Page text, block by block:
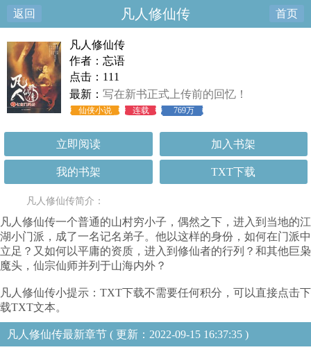
返回 凡人修仙传 首页
凡人修仙传
作者：忘语
点击：111
最新： 写在新书正式上传前的回忆！
仙侠小说 连载 769万
立即阅读 加入书架
我的书架 TXT下载
凡人修仙传简介：
凡人修仙传一个普通的山村穷小子，偶然之下，进入到当地的江
湖小门派，成了一名记名弟子。他以这样的身份，如何在门派中
立足？又如何以平庸的资质，进入到修仙者的行列？和其他巨枭
魔头，仙宗仙师并列于山海内外？
凡人修仙传小提示：TXT下载不需要任何积分，可以直接点击下
载TXT文本。
凡人修仙传最新章节 ( 更新：2022-09-15 16:37:35 )